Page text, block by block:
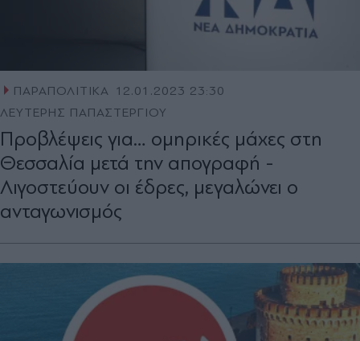
ΠΑΡΑΠΟΛΙΤΙΚΑ 12.01.2023 23:30
ΛΕΥΤΕΡΗΣ ΠΑΠΑΣΤΕΡΓΙΟΥ
Προβλέψεις για… ομηρικές μάχες στη
Θεσσαλία μετά την απογραφή -
Λιγοστεύουν οι έδρες, μεγαλώνει ο
ανταγωνισμός